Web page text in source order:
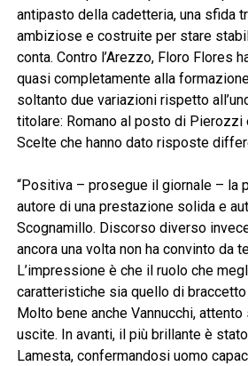
antipasto della cadetteria, una sfida
ambiziose e costruite per stare
conta. Contro l’Arezzo, Floro Flores
quasi completamente alla
soltanto due variazioni rispetto
titolare: Romano al posto di Pierozzi
Scelte che hanno dato risposte
“Positiva – prosegue il giornale – la
autore di una prestazione solida e
Scognamillo. Discorso diverso
ancora una volta non ha convinto da
L’impressione è che il ruolo che
caratteristiche sia quello di braccetto
Molto bene anche Vannucchi,
uscite. In avanti, il più brillante è
Lamesta, confermandosi uomo